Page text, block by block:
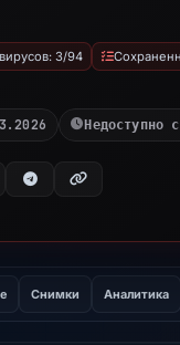
3/94
Недоступно
Снимки Аналитика